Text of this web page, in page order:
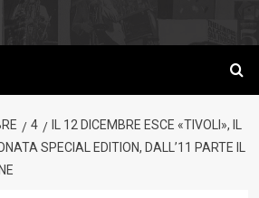
4
IL 12 DICEMBRE ESCE «TIVOLI», IL
SPECIAL EDITION, DALL’11 PARTE IL